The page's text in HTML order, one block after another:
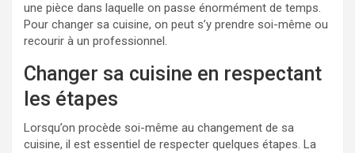
une pièce dans laquelle on passe énormément de temps.
Pour changer sa cuisine, on peut s’y prendre soi-même ou
recourir à un professionnel.
Changer sa cuisine en respectant
les étapes
Lorsqu’on procède soi-même au changement de sa
cuisine, il est essentiel de respecter quelques étapes. La